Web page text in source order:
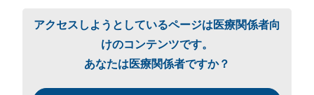
アクセスしようとしているページは医療関係者向
けのコンテンツです。
あなたは医療関係者ですか？